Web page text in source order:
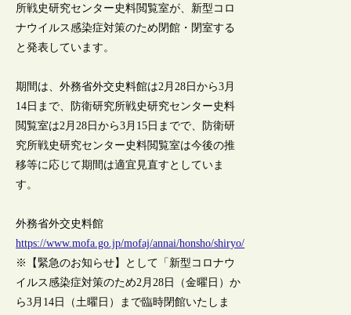
所戦史研究センター史料閲覧室が、新型コロ
ナウイルス感染症対策のため閉館・閉室する
と発表しています。
期間は、外務省外交史料館は2月28日から3月
14日まで、防衛研究所戦史研究センター史料
閲覧室は2月28日から3月15日までで、防衛研
究所戦史研究センター史料閲覧室は今後の推
移等に応じて期間は適宜見直すとしていま
す。
外務省外交史料館
https://www.mofa.go.jp/mofaj/annai/honsho/shiryo/
※【緊急のお知らせ】として「新型コロナウ
イルス感染症対策のため2月28日（金曜日）か
ら3月14日（土曜日）まで臨時閉館いたしま